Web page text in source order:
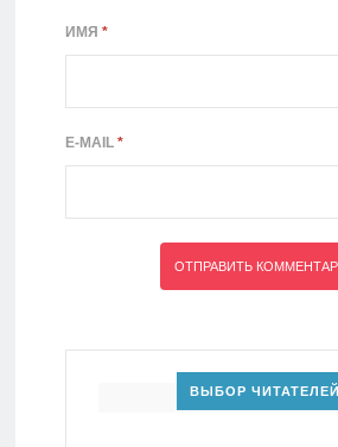
ИМЯ *
E-MAIL *
ВЫБОР ЧИТАТЕЛЕЙ